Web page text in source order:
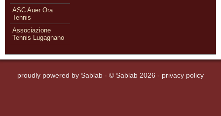
ASC Auer Ora
Tennis
Associazione
Tennis Lugagnano
proudly powered by Sablab - © Sablab 2026 - privacy policy